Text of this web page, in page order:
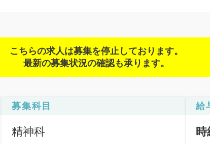
こちらの求人は募集を停止しております。
最新の募集状況の確認も承ります。
募集科目
精神科
給